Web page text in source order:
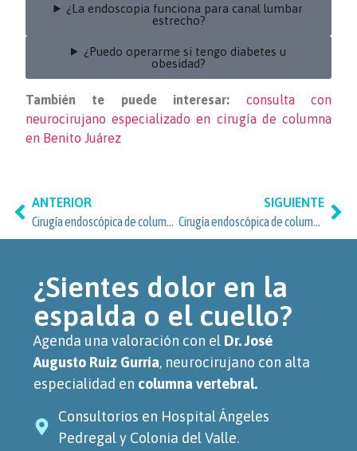
¿La endoscopia funciona para canal lumbar
estrecho?
¿Puedo operarme si tengo diabetes u
obesidad?
También te puede interesar:
consulta con
neurocirujano especializado en cirugía de columna
en Benito Juárez
ANTERIOR
SIGUIENTE
¿Sientes dolor en la
espalda o el cuello?
Agenda una valoración con el Dr. José
Augusto Ruiz Gurría, neurocirujano con alta
especialidad en columna vertebral.
Consultorios en Hospital Ángeles
Pedregal y Colonia del Valle.